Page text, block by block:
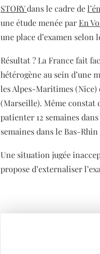
STORYdans le cadre de
une étude menée par En
une place d’examen selon
Résultat ? La France fait
hétérogène au sein d’une
les Alpes-Maritimes (Nice)
(Marseille). Même constat
patienter 12 semaines
semaines dans le Bas-
Une situation jugée
propose d’externaliser